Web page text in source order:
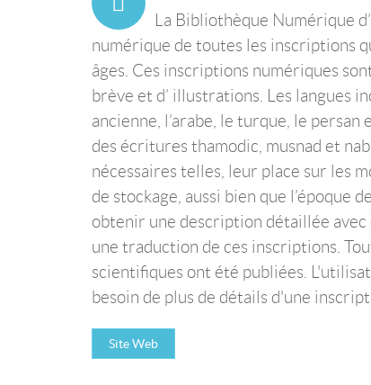
La Bibliothèque Numérique
numérique de toutes les inscriptions
âges. Ces inscriptions numériques
brève et d’ illustrations. Les langues
ancienne, l’arabe, le turque, le
des écritures thamodic, musnad et
nécessaires telles, leur place sur les
de stockage, aussi bien que l’époque
obtenir une description détaillée
une traduction de ces inscriptions.
scientifiques ont été publiées.
besoin de plus de détails d'une
Site Web